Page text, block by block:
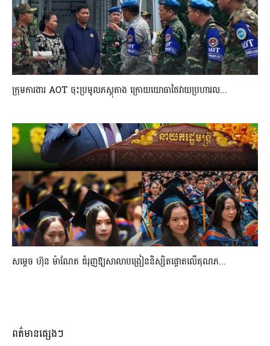
ក្រុមការងារ AOT ចុះប្រមូលភស្តុតាង ក្រោយយោធាថៃវាយប្រហារល...
សម្តេច ហ៊ុន ម៉ាណែត ជំរុញឱ្យសាលាបង្រៀននិស្សិតផ្តោតលើគុណភ...
ពត៌មានផ្សេងៗ